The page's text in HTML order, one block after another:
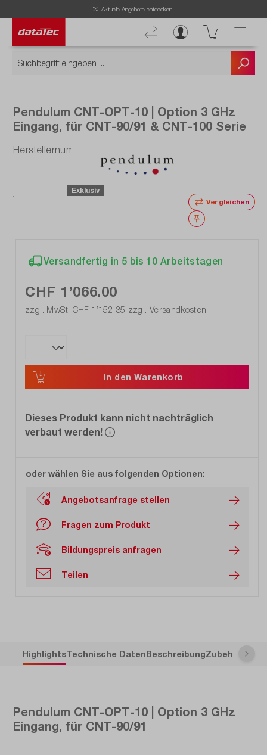
Aktuelle Angebote entdecken!
Pendulum CNT-OPT-10 | Option 3 GHz
Eingang, für CNT-90/91 & CNT-100 Serie
Herstellernummer: CNT-OPT-10
Exklusiv
Vergleichen
Merken
Versandfertig in 5 bis 10 Arbeitstagen
CHF 1’066.00
zzgl. MwSt. CHF 1’152.35 zzgl. Versandkosten
In den Warenkorb
Dieses Produkt kann nicht nachträglich
verbaut werden!
oder wählen Sie aus folgenden Optionen:
Angebotsanfrage stellen
Fragen zum Produkt
Bildungspreis anfragen
Teilen
HighlightsTechnische DatenBeschreibungZubehör
Pendulum CNT-OPT-10 | Option 3 GHz
Eingang, für CNT-90/91
Now viewing Highlights section